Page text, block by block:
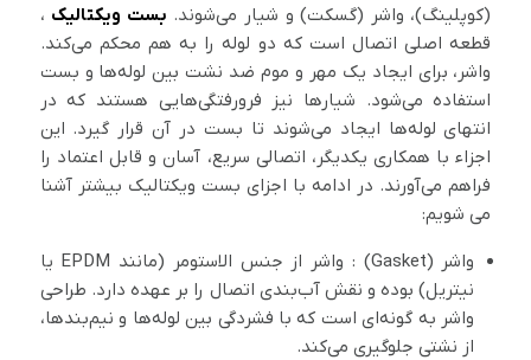
(کوپلینگ)، واشر (گسکت) و شیار می‌شوند. بست ویکتالیک ،
قطعه اصلی اتصال است که دو لوله را به هم محکم می‌کند.
واشر، برای ایجاد یک مهر و موم ضد نشت بین لوله‌ها و بست
استفاده می‌شود. شیارها نیز فرورفتگی‌هایی هستند که در
انتهای لوله‌ها ایجاد می‌شوند تا بست در آن قرار گیرد. این
اجزاء با همکاری یکدیگر، اتصالی سریع، آسان و قابل اعتماد را
فراهم می‌آورند. در ادامه با اجزای بست ویکتالیک بیشتر آشنا
می شویم:
واشر (Gasket) : واشر از جنس الاستومر (مانند EPDM یا
نیتریل) بوده و نقش آب‌بندی اتصال را بر عهده دارد. طراحی
واشر به گونه‌ای است که با فشردگی بین لوله‌ها و نیم‌بندها،
از نشتی جلوگیری می‌کند.